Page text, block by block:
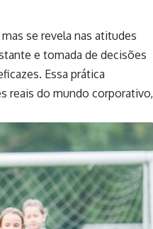
se revela nas atitudes
e tomada de decisões
Essa prática
reais do mundo corporativo,